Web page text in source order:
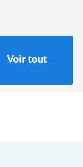
Voir tout